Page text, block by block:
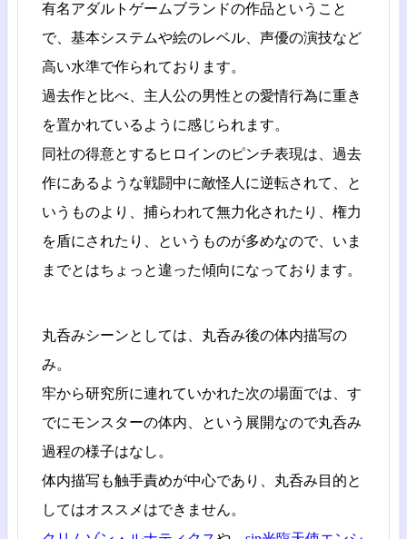
有名アダルトゲームブランドの作品ということ
で、基本システムや絵のレベル、声優の演技など
高い水準で作られております。
過去作と比べ、主人公の男性との愛情行為に重き
を置かれているように感じられます。
同社の得意とするヒロインのピンチ表現は、過去
作にあるような戦闘中に敵怪人に逆転されて、と
いうものより、捕らわれて無力化されたり、権力
を盾にされたり、というものが多めなので、いま
までとはちょっと違った傾向になっております。
丸呑みシーンとしては、丸呑み後の体内描写の
み。
牢から研究所に連れていかれた次の場面では、す
でにモンスターの体内、という展開なので丸呑み
過程の様子はなし。
体内描写も触手責めが中心であり、丸呑み目的と
してはオススメはできません。